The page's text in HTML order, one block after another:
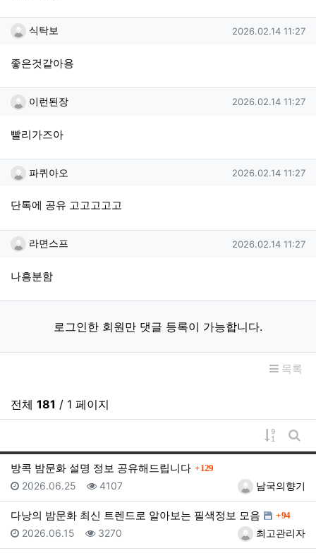
식탁보님의 댓글
식탁보 작성일
2026.02.14 11:27
좋은것같아용
이런된장님의 댓글
이런된장 작성일
2026.02.14 11:27
빨리가즈아
파퀴아오님의 댓글
파퀴아오 작성일
2026.02.14 11:27
단톡에 공유 고고고고고
라면스프님의 댓글
라면스프 작성일
2026.02.14 11:27
나흥분함
로그인한 회원만 댓글 등록이 가능합니다.
목록
전체 181 / 1 페이지
게시물
게
방콕 밤문화 설명 정보 공유해드립니다 댓글
129
등록자남국의향기
등록일
2026.06.25 조회
4107
다낭의 밤문화 최신 트렌드로 알아보는 필색정보 모음 댓글
94
등록자최고관리자
등록일
2026.06.15 조회
3270